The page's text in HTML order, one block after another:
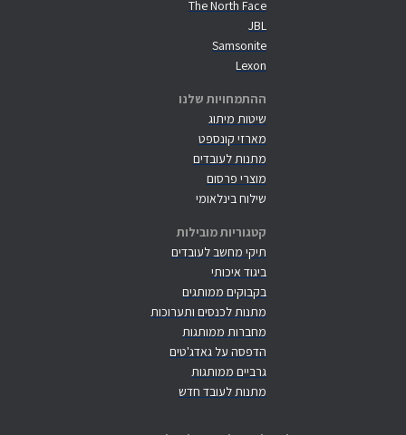
The North Face
JBL
Samsonite
Lexon
ההתמחויות שלנו
שיטות מיתוג
מארזי קונספט
מתנות לעובדים
מוצרי פרסום
שילוח בינלאומי
קטגוריות מובילות
תיקי מחשב לעובדים
ביגוד איכותי
בקבוקים ממותגים
מתנות לכנסים ותערוכות
מחברות ממותגות
הדפסה על גאדג'טים
גרביים ממותגות
מתנות לעובד חדש